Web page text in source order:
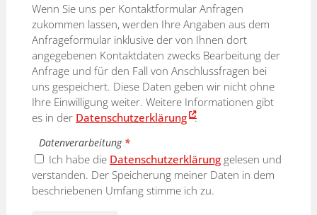
Wenn Sie uns per Kontaktformular Anfragen
zukommen lassen, werden Ihre Angaben aus dem
Anfrageformular inklusive der von Ihnen dort
angegebenen Kontaktdaten zwecks Bearbeitung der
Anfrage und für den Fall von Anschlussfragen bei
uns gespeichert. Diese Daten geben wir nicht ohne
Ihre Einwilligung weiter. Weitere Informationen gibt
es in der Datenschutzerklärung .
Datenverarbeitung *
Ich habe die Datenschutzerklärunggelesen und
verstanden. Der Speicherung meiner Daten in dem
beschriebenen Umfang stimme ich zu.